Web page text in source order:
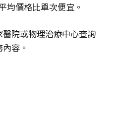
均價格比單次便宜。
院或物理治療中心查詢
容。